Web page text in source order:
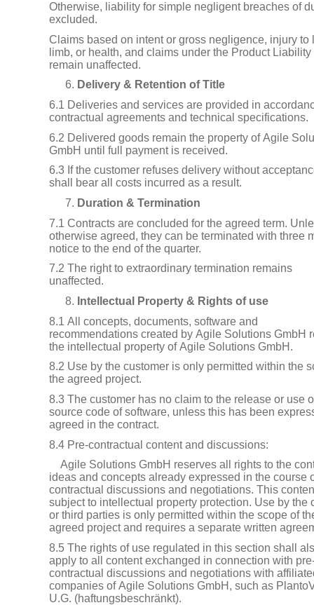
Otherwise, liability for simple negligent breaches of
excluded.
Claims based on intent or gross negligence, injury to
limb, or health, and claims under the Product Liability
remain unaffected.
Delivery & Retention of Title
6.1 Deliveries and services are provided in
contractual agreements and technical specifications.
6.2 Delivered goods remain the property of Agile
GmbH until full payment is received.
6.3 If the customer refuses delivery without
shall bear all costs incurred as a result.
Duration & Termination
7.1 Contracts are concluded for the agreed term.
otherwise agreed, they can be terminated with three
notice to the end of the quarter.
7.2 The right to extraordinary termination remains
unaffected.
Intellectual Property & Rights of use
8.1 All concepts, documents, software and
recommendations created by Agile Solutions GmbH
the intellectual property of Agile Solutions GmbH.
8.2 Use by the customer is only permitted within the
the agreed project.
8.3 The customer has no claim to the release or use
source code of software, unless this has been
agreed in the contract.
8.4 Pre-contractual content and discussions:
Agile Solutions GmbH reserves all rights to the
ideas and concepts already expressed in the course
contractual discussions and negotiations. This
subject to intellectual property protection. Use by the
or third parties is only permitted within the scope of
agreed project and requires a separate written
8.5 The rights of use regulated in this section shall
apply to all content exchanged in connection with
contractual discussions and negotiations with
companies of Agile Solutions GmbH, such as
U.G. (haftungsbeschränkt).